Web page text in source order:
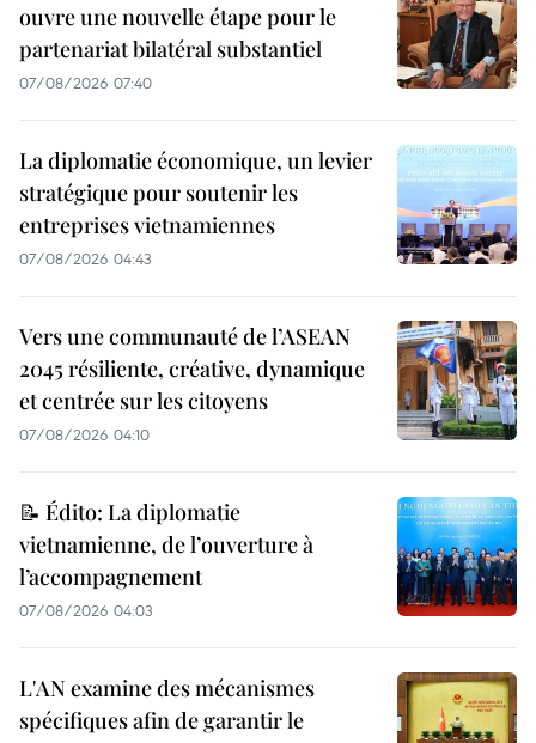
ouvre une nouvelle étape pour le
partenariat bilatéral substantiel
07/08/2026 07:40
La diplomatie économique, un levier
stratégique pour soutenir les
entreprises vietnamiennes
07/08/2026 04:43
Vers une communauté de l’ASEAN
2045 résiliente, créative, dynamique
et centrée sur les citoyens
07/08/2026 04:10
📝 Édito: La diplomatie
vietnamienne, de l’ouverture à
l’accompagnement
07/08/2026 04:03
L'AN examine des mécanismes
spécifiques afin de garantir le